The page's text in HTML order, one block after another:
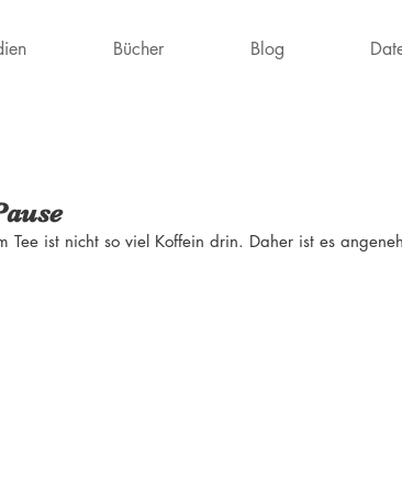
Bücher Blog
Tee ist nicht so viel Koffein drin. Daher ist es